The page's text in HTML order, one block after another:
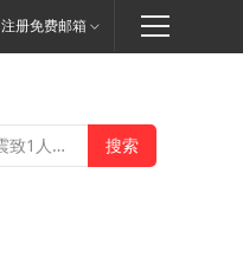
注册免费邮箱